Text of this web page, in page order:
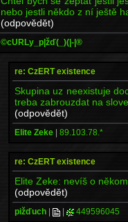
nebo jestli někdo z ní ještě
(odpovědět)
©cURLy_p|žď(_)(|-|®
re: CzERT existence
Skupina uz neexistuje
treba zabrouzdat na
(odpovědět)
Elite Zeke | 89.103.78.*
re: CzERT existence
Elite Zeke: nevíš o
(odpovědět)
pižďuch | | 449596045